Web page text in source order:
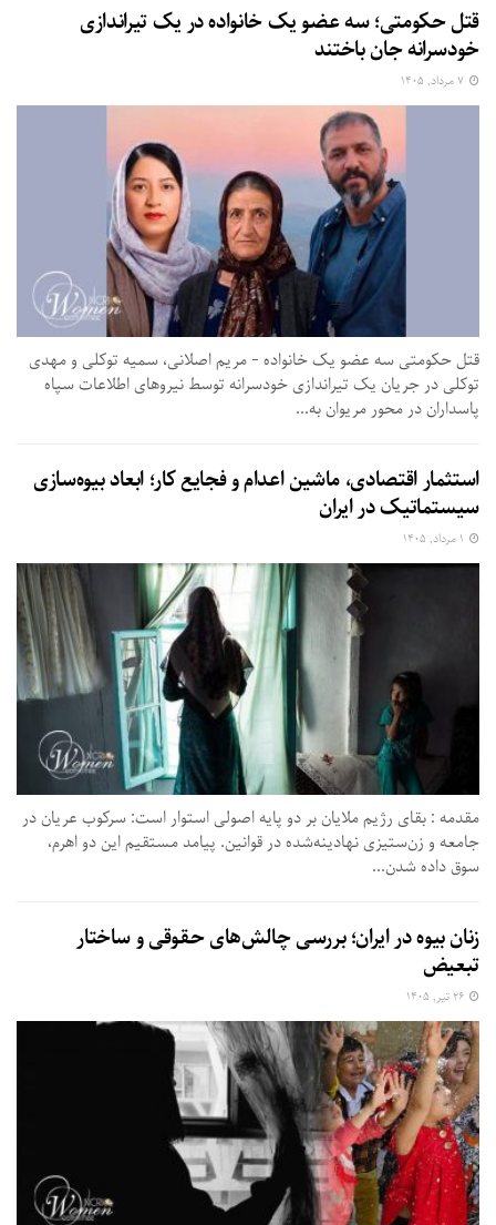
قتل حکومتی؛ سه عضو یک خانواده در یک تیراندازی
خودسرانه جان باختند
قتل حکومتی سه عضو یک خانواده - مریم اصلانی، سمیه توکلی و مهدی
توکلی در جریان یک تیراندازی خودسرانه توسط نیروهای اطلاعات سپاه
پاسداران در محور مریوان به...
استثمار اقتصادی، ماشین اعدام و فجایع کار؛ ابعاد بیوه‌سازی
سیستماتیک در ایران
مقدمه : بقای رژیم ملایان بر دو پایه اصولی استوار است: سرکوب عریان در
جامعه و زن‌ستیزی نهادینه‌شده در قوانین. پیامد مستقیم این دو اهرم،
سوق داده شدن...
زنان بیوه در ایران؛ بررسی چالش‌های حقوقی و ساختار
تبعیض